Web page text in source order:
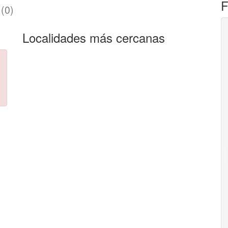
Localidades más cercanas